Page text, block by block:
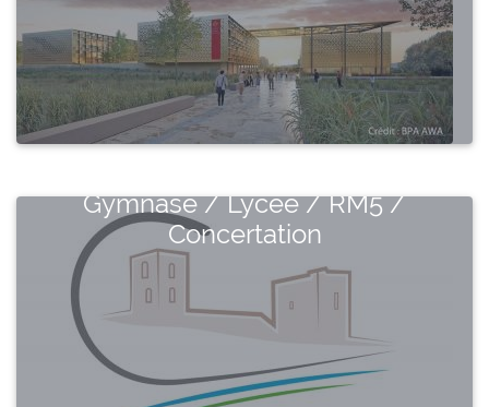
Gymnase / Lycée / RM5 /
Concertation